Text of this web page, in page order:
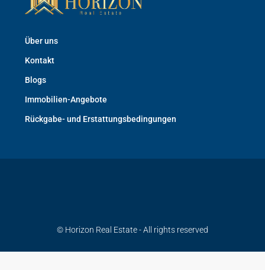
Über uns
Kontakt
Blogs
Immobilien-Angebote
Rückgabe- und Erstattungsbedingungen
© Horizon Real Estate - All rights reserved